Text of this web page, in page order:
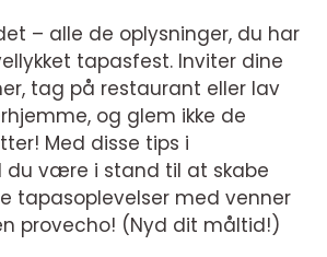
– alle de oplysninger, du har
tapasfest. Inviter dine
tag på restaurant eller lav
og glem ikke de
Med disse tips i
du være i stand til at skabe
tapasoplevelser med venner
provecho! (Nyd dit måltid!)